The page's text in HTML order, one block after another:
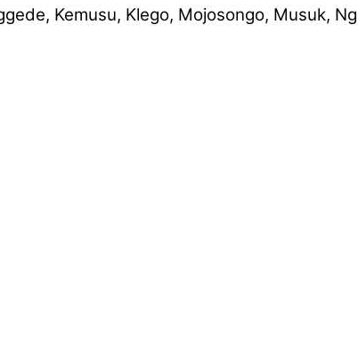
Kemusu, Klego, Mojosongo, Musuk,